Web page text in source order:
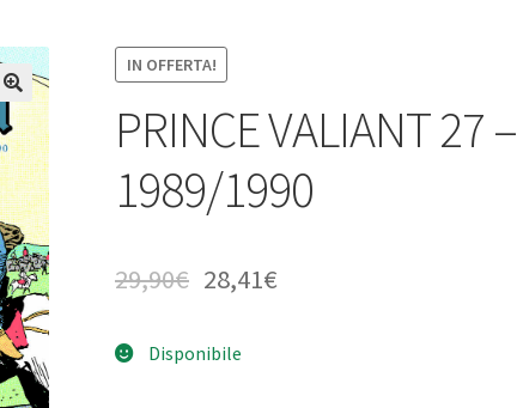
IN OFFERTA!
PRINCE VALIANT 27 –
1989/1990
29,90€ 28,41€
Disponibile